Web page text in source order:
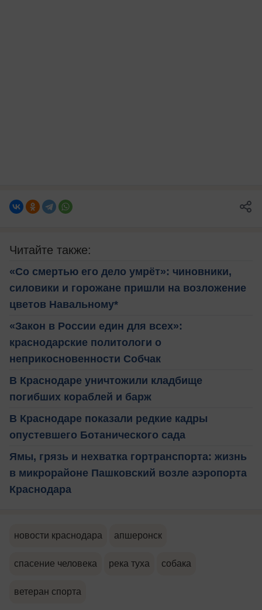
Читайте также:
«Cо смертью его дело умрёт»: чиновники,
силовики и горожане пришли на возложение
цветов Навальному*
«Закон в России един для всех»:
краснодарские политологи о
неприкосновенности Собчак
В Краснодаре уничтожили кладбище
погибших кораблей и барж
В Краснодаре показали редкие кадры
опустевшего Ботанического сада
Ямы, грязь и нехватка гортранспорта: жизнь
в микрорайоне Пашковский возле аэропорта
Краснодара
новости краснодара апшеронск
спасение человека река туха собака
ветеран спорта